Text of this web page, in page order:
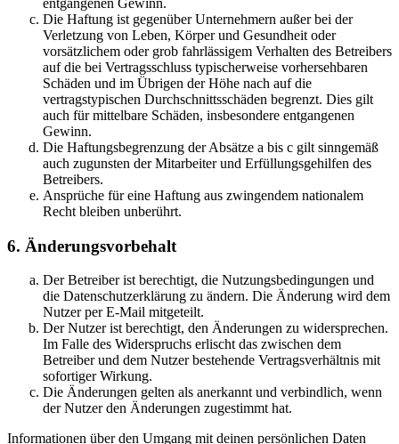
Die Haftung ist gegenüber Unternehmern außer bei der
Verletzung von Leben, Körper und Gesundheit oder
vorsätzlichem oder grob fahrlässigem Verhalten des Betreibers
auf die bei Vertragsschluss typischerweise vorhersehbaren
Schäden und im Übrigen der Höhe nach auf die
vertragstypischen Durchschnittsschäden begrenzt. Dies gilt
auch für mittelbare Schäden, insbesondere entgangenen
Gewinn.
Die Haftungsbegrenzung der Absätze a bis c gilt sinngemäß
auch zugunsten der Mitarbeiter und Erfüllungsgehilfen des
Betreibers.
Ansprüche für eine Haftung aus zwingendem nationalem
Recht bleiben unberührt.
6. Änderungsvorbehalt
Der Betreiber ist berechtigt, die Nutzungsbedingungen und
die Datenschutzerklärung zu ändern. Die Änderung wird dem
Nutzer per E-Mail mitgeteilt.
Der Nutzer ist berechtigt, den Änderungen zu widersprechen.
Im Falle des Widerspruchs erlischt das zwischen dem
Betreiber und dem Nutzer bestehende Vertragsverhältnis mit
sofortiger Wirkung.
Die Änderungen gelten als anerkannt und verbindlich, wenn
der Nutzer den Änderungen zugestimmt hat.
Informationen über den Umgang mit deinen persönlichen Daten